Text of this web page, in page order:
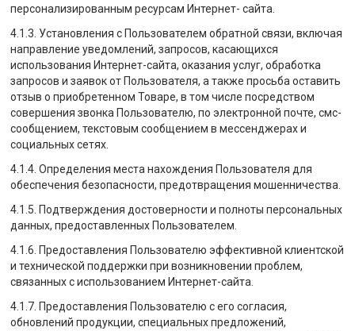
персонализированным ресурсам Интернет- сайта.
4.1.3. Установления с Пользователем обратной связи, включая
направление уведомлений, запросов, касающихся
использования Интернет-сайта, оказания услуг, обработка
запросов и заявок от Пользователя, а также просьба оставить
отзыв о приобретенном Товаре, в том числе посредством
совершения звонка Пользователю, по электронной почте, смс-
сообщением, текстовым сообщением в мессенджерах и
социальных сетях.
4.1.4. Определения места нахождения Пользователя для
обеспечения безопасности, предотвращения мошенничества.
4.1.5. Подтверждения достоверности и полноты персональных
данных, предоставленных Пользователем.
4.1.6. Предоставления Пользователю эффективной клиентской
и технической поддержки при возникновении проблем,
связанных с использованием Интернет-сайта.
4.1.7. Предоставления Пользователю с его согласия,
обновлений продукции, специальных предложений,